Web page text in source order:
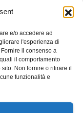
e/o accedere ad
l'esperienza di
il consenso a
il comportamento
Non fornire o ritirare il
funzionalità e